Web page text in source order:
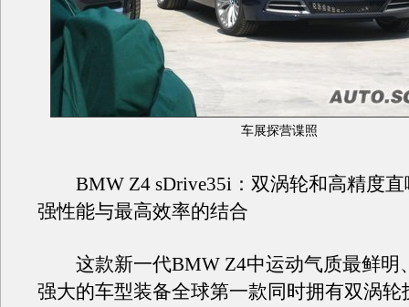
车展探营谍照
BMW Z4 sDrive35i：双涡轮和高精度直
强性能与最高效率的结合
这款新一代BMW Z4中运动气质最鲜明
强大的车型装备全球第一款同时拥有双涡轮